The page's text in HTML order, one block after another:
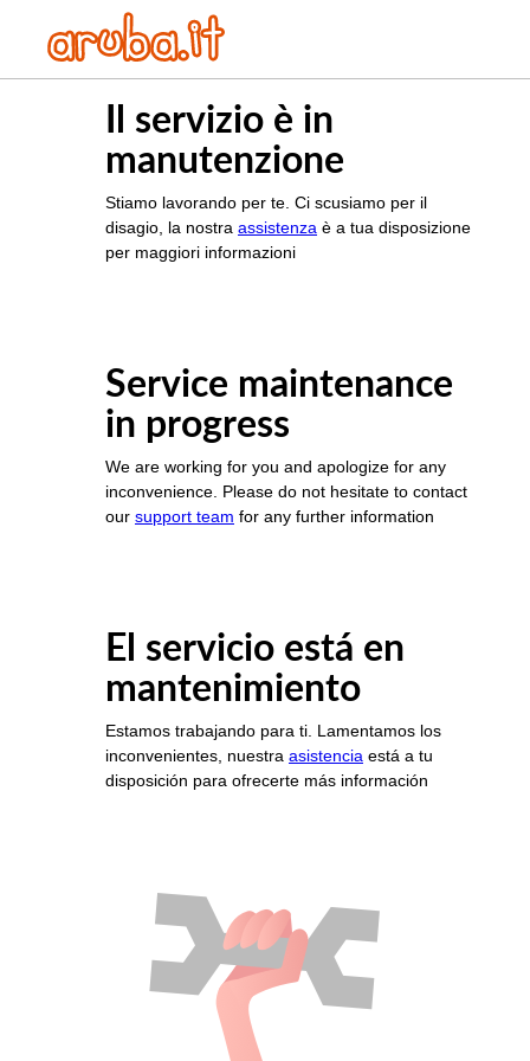
Il servizio è in
manutenzione
Stiamo lavorando per te. Ci scusiamo per il
disagio, la nostra assistenza è a tua disposizione
per maggiori informazioni
Service maintenance
in progress
We are working for you and apologize for any
inconvenience. Please do not hesitate to contact
our support team for any further information
El servicio está en
mantenimiento
Estamos trabajando para ti. Lamentamos los
inconvenientes, nuestra asistencia está a tu
disposición para ofrecerte más información